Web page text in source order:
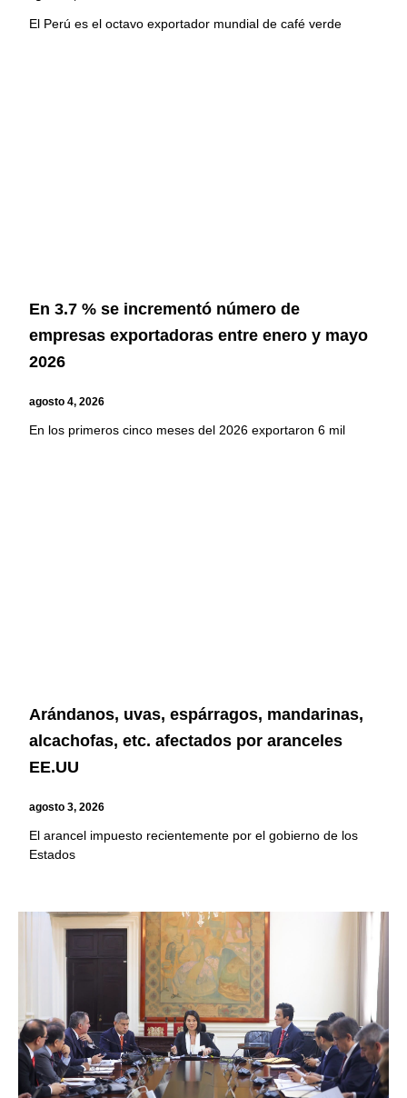
El Perú es el octavo exportador mundial de café verde
En 3.7 % se incrementó número de
empresas exportadoras entre enero y mayo
2026
agosto 4, 2026
En los primeros cinco meses del 2026 exportaron 6 mil
Arándanos, uvas, espárragos, mandarinas,
alcachofas, etc. afectados por aranceles
EE.UU
agosto 3, 2026
El arancel impuesto recientemente por el gobierno de los
Estados